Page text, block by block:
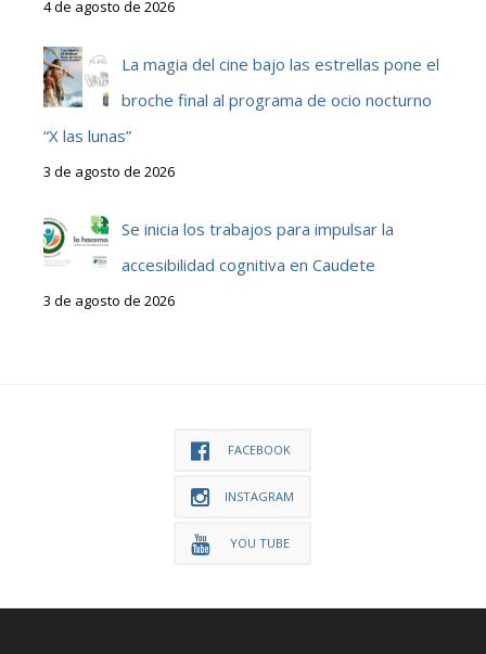
4 de agosto de 2026
La magia del cine bajo las estrellas pone el
broche final al programa de ocio nocturno
“X las lunas”
3 de agosto de 2026
Se inicia los trabajos para impulsar la
accesibilidad cognitiva en Caudete
3 de agosto de 2026
FACEBOOK
INSTAGRAM
YOU TUBE